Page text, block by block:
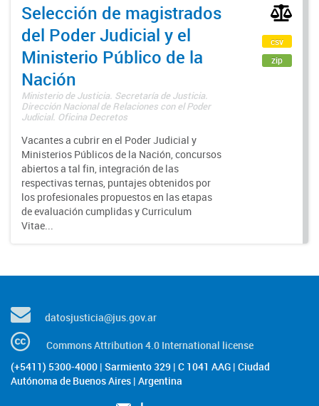
Selección de magistrados
del Poder Judicial y el
Ministerio Público de la
Nación
Ministerio de Justicia. Secretaría de Justicia.
Dirección Nacional de Relaciones con el Poder
Judicial. Oficina Decretos
Vacantes a cubrir en el Poder Judicial y
Ministerios Públicos de la Nación, concursos
abiertos a tal fin, integración de las
respectivas ternas, puntajes obtenidos por
los profesionales propuestos en las etapas
de evaluación cumplidas y Curriculum
Vitae...
csv
zip
datosjusticia@jus.gov.ar
Commons Attribution 4.0 International license
(+5411) 5300-4000 | Sarmiento 329 | C 1041 AAG | Ciudad
Autónoma de Buenos Aires | Argentina